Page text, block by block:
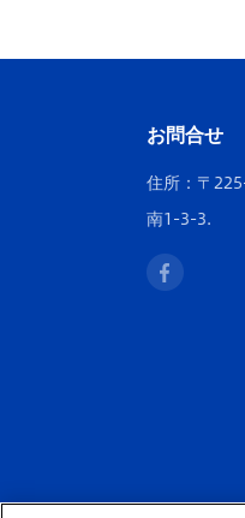
お問合せ
住所：〒
南1-3-3.